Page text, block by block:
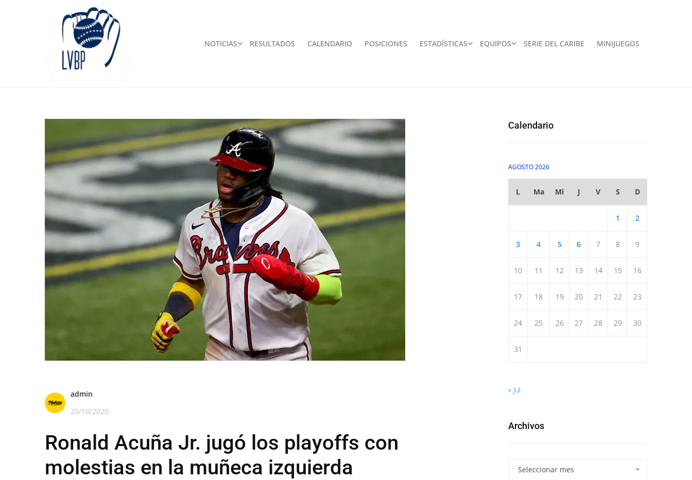
NOTICIAS RESULTADOS CALENDARIO POSICIONES ESTADÍSTICAS EQUIPOS SERIE DEL CARIBE MINIJUEGOS
admin
20/10/2020
Ronald Acuña Jr. jugó los playoffs con
molestias en la muñeca izquierda
Calendario
AGOSTO 2026
L Ma Mi J V S D
1 2
3 4 5 6 7 8 9
10 11 12 13 14 15 16
17 18 19 20 21 22 23
24 25 26 27 28 29 30
31
« Jul
Archivos
Seleccionar mes